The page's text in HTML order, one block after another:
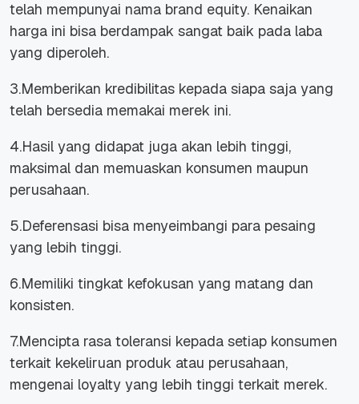
telah mempunyai nama brand equity. Kenaikan
harga ini bisa berdampak sangat baik pada laba
yang diperoleh.
3.Memberikan kredibilitas kepada siapa saja yang
telah bersedia memakai merek ini.
4.Hasil yang didapat juga akan lebih tinggi,
maksimal dan memuaskan konsumen maupun
perusahaan.
5.Deferensasi bisa menyeimbangi para pesaing
yang lebih tinggi.
6.Memiliki tingkat kefokusan yang matang dan
konsisten.
7.Mencipta rasa toleransi kepada setiap konsumen
terkait kekeliruan produk atau perusahaan,
mengenai loyalty yang lebih tinggi terkait merek.